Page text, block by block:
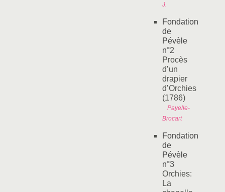
J.
Fondation
de
Pévèle
n°2
Procès
d’un
drapier
d’Orchies
(1786)
Payelle-
Brocart
Fondation
de
Pévèle
n°3
Orchies:
La